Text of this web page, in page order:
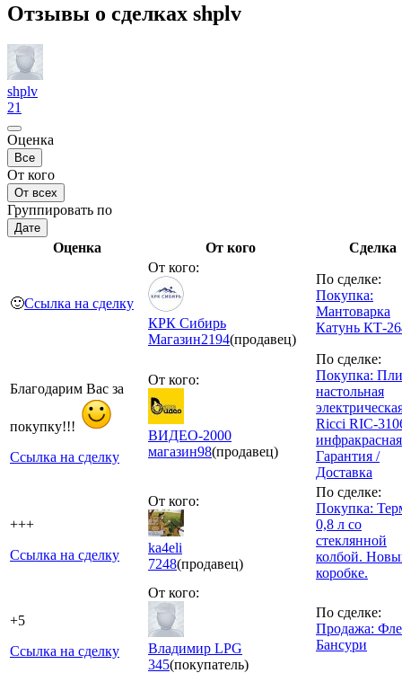
Отзывы о сделках shplv
shplv
21
Оценка
Все
От кого
От всех
Группировать по
Дате
Оценка От кого Сделка
🙂Ссылка на сделку
От кого:
КРК Сибирь
Магазин2194(продавец)
По сделке:
Покупка:
Мантоварка
Катунь КТ-
Благодарим Вас за
покупку!!!
Ссылка на сделку
От кого:
ВИДЕО-2000
магазин98(продавец)
По сделке:
Покупка:
настольная
Ricci RIC-
Гарантия /
Доставка
+++
Ссылка на сделку
От кого:
ka4eli
7248(продавец)
По сделке:
Покупка:
0,8 л со
стеклянной
колбой.
коробке.
+5
Ссылка на сделку
От кого:
Владимир LPG
345(покупатель)
По сделке:
Продажа:
Бансури